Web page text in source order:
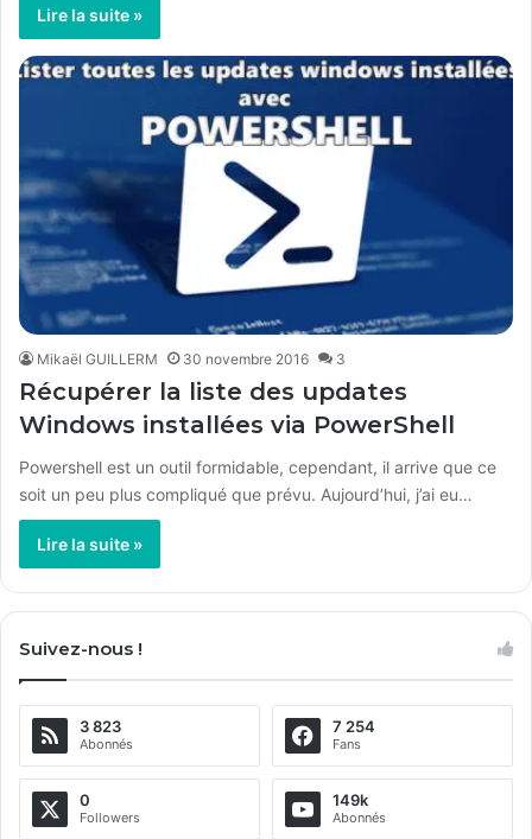
Lire la suite »
Mikaël GUILLERM 30 novembre 2016 3
Récupérer la liste des updates
Windows installées via PowerShell
Powershell est un outil formidable, cependant, il arrive que ce
soit un peu plus compliqué que prévu. Aujourd’hui, j’ai eu…
Lire la suite »
Suivez-nous !
3 823
Abonnés
7 254
Fans
0
Followers
149k
Abonnés